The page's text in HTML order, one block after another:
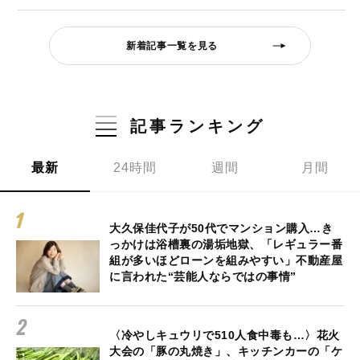
新着記事一覧を見る
記事ランキング
最新 24時間 週間 月間
大久保佳代子が50代でマンション購入…き
っかけは浴槽裏の湯垢地獄、「レギュラー番
組が多いほどローンを組みやすい」不動産屋
に言われた“芸能人ならではの事情”
〈冷やしキュウリで510人食中毒も…〉花火
大会の「豚の丸焼き」、キッチンカーの「ケ